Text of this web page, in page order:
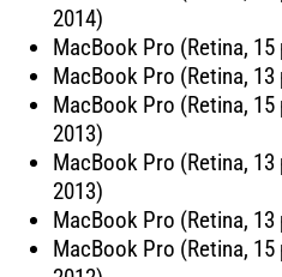
2014)
MacBook Pro (Retina,
MacBook Pro (Retina,
MacBook Pro (Retina,
2013)
MacBook Pro (Retina,
2013)
MacBook Pro (Retina,
MacBook Pro (Retina,